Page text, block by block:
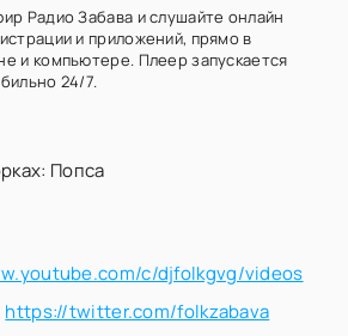
Радио Забава и слушайте онлайн
и приложений, прямо в
и компьютере. Плеер запускается
24/7.
Попса
c/djfolkgvg/videos
https://twitter.com/folkzabava